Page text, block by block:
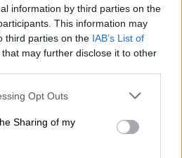
information by third parties on the
This information may
third parties on the IAB’s List of
that may further disclose it to other
app uses one or more Google
behaviour. You may click to
and its third-party tags to
purposes in below Google
Opt Outs
Sharing of my
της ταινίας όταν
θέλησε να
σημασίας
Τσίλερ και να
για την παράσταση
Μια στιγμή σημαντική